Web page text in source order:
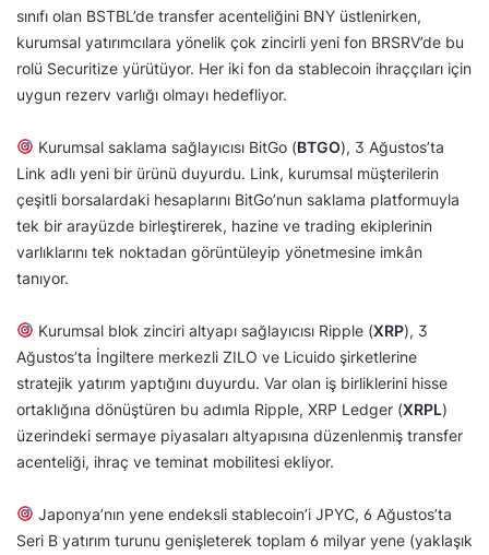
sınıfı olan BSTBL’de transfer acenteliğini BNY üstlenirken,
kurumsal yatırımcılara yönelik çok zincirli yeni fon BRSRV’de bu
rolü Securitize yürütüyor. Her iki fon da stablecoin ihraççıları için
uygun rezerv varlığı olmayı hedefliyor.
Kurumsal saklama sağlayıcısı BitGo (BTGO), 3 Ağustos’ta
Link adlı yeni bir ürünü duyurdu. Link, kurumsal müşterilerin
çeşitli borsalardaki hesaplarını BitGo’nun saklama platformuyla
tek bir arayüzde birleştirerek, hazine ve trading ekiplerinin
varlıklarını tek noktadan görüntüleyip yönetmesine imkân
tanıyor.
Kurumsal blok zinciri altyapı sağlayıcısı Ripple (XRP), 3
Ağustos’ta İngiltere merkezli ZILO ve Licuido şirketlerine
stratejik yatırım yaptığını duyurdu. Var olan iş birliklerini hisse
ortaklığına dönüştüren bu adımla Ripple, XRP Ledger (XRPL)
üzerindeki sermaye piyasaları altyapısına düzenlenmiş transfer
acenteliği, ihraç ve teminat mobilitesi ekliyor.
Japonya’nın yene endeksli stablecoin’i JPYC, 6 Ağustos’ta
Seri B yatırım turunu genişleterek toplam 6 milyar yene (yaklaşık